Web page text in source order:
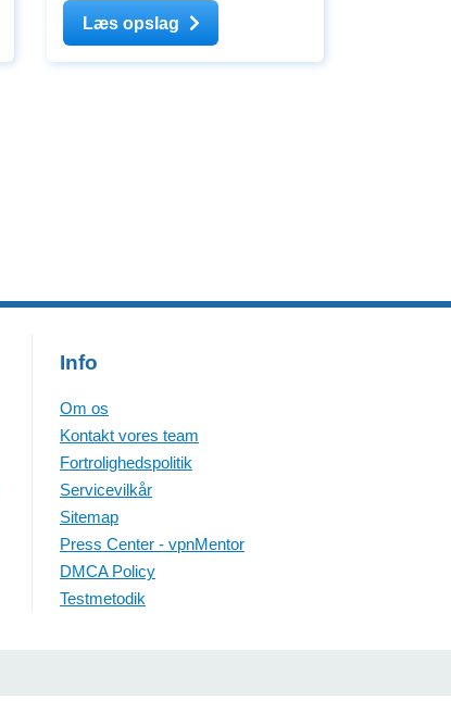
testing
Læs opslag
Info
Om os
Kontakt vores team
Fortrolighedspolitik
Servicevilkår
Sitemap
Press Center - vpnMentor
DMCA Policy
Testmetodik